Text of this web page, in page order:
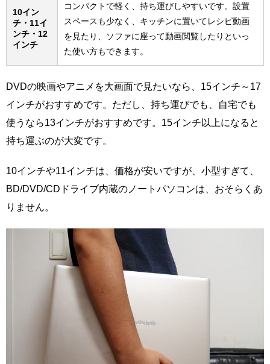
10イン
チ・11イ
ンチ・12
インチ
コンパクトで軽く、持ち運びしやすいです。設置
スペースも少なく、キッチンに置いてレシピ動画
を見たり、ソファに座って動画閲覧したりといっ
た使い方もできます。
DVDの映画やアニメを大画面で見たいなら、15インチ～17
インチがおすすめです。ただし、持ち運びでも、自宅でも
使うなら13インチがおすすめです。15インチ以上になると
持ち運ぶのが大変です。
10インチや11インチは、価格が安いですが、小型すぎて、
BD/DVD/CDドライブ内蔵のノートパソコンは、おそらくあ
りません。